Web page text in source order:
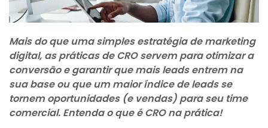
Mais do que uma simples estratégia de marketing
digital, as práticas de CRO servem para otimizar a
conversão e garantir que mais leads entrem na
sua base ou que um maior índice de leads se
tornem oportunidades (e vendas) para seu time
comercial. Entenda o que é CRO na prática!